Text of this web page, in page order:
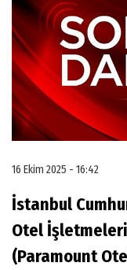
16 Ekim 2025 - 16:42
İstanbul
Otel
(Paramount